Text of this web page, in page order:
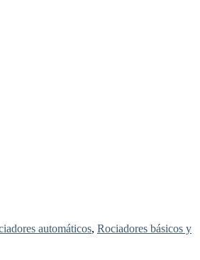
automáticos, Rociadores básicos y